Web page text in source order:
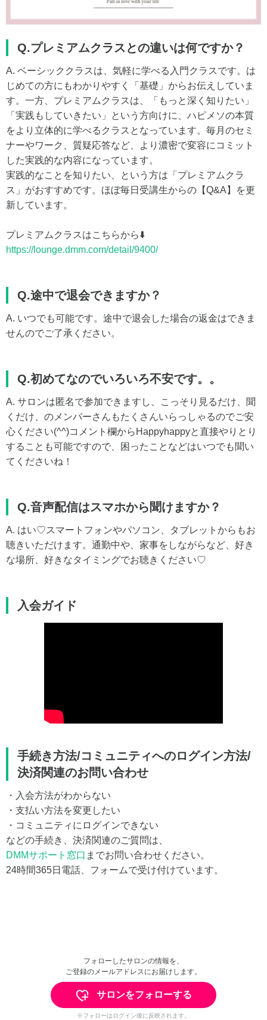
Q.プレミアムクラスとの違いは何ですか？
A. ベーシッククラスは、気軽に学べる入門クラスです。は
じめての方にもわかりやすく「基礎」からお伝えしていま
す。一方、プレミアムクラスは、「もっと深く知りたい」
「実践もしていきたい」という方向けに、ハピメソの本質
をより立体的に学べるクラスとなっています。毎月のセミ
ナーやワーク、質疑応答など、より濃密で変容にコミット
した実践的な内容になっています。
実践的なことを知りたい、という方は「プレミアムクラ
ス」がおすすめです。ほぼ毎日受講生からの【Q&A】を更
新しています。
プレミアムクラスはこちらから⬇️
https://lounge.dmm.com/detail/9400/
Q.途中で退会できますか？
A. いつでも可能です。途中で退会した場合の返金はできま
せんのでご了承ください。
Q.初めてなのでいろいろ不安です。。
A. サロンは匿名で参加できますし、こっそり見るだけ、聞
くだけ、のメンバーさんもたくさんいらっしゃるのでご安
心ください(^^)コメント欄からHappyhappyと直接やりとり
することも可能ですので、困ったことなどはいつでも聞い
てくださいね！
Q.音声配信はスマホから聞けますか？
A. はい♡スマートフォンやパソコン、タブレットからもお
聴きいただけます。通勤中や、家事をしながらなど、好き
な場所、好きなタイミングでお聴きください♡
入会ガイド
手続き方法/コミュニティへのログイン方法/
決済関連のお問い合わせ
・入会方法がわからない
・支払い方法を変更したい
・コミュニティにログインできない
などの手続き、決済関連のご質問は、
DMMサポート窓口 までお問い合わせください。
24時間365日電話、フォームで受け付けています。
フォローしたサロンの情報を、
ご登録のメールアドレスにお届けします。
サロンをフォローする
※フォローはログイン後に反映されます。